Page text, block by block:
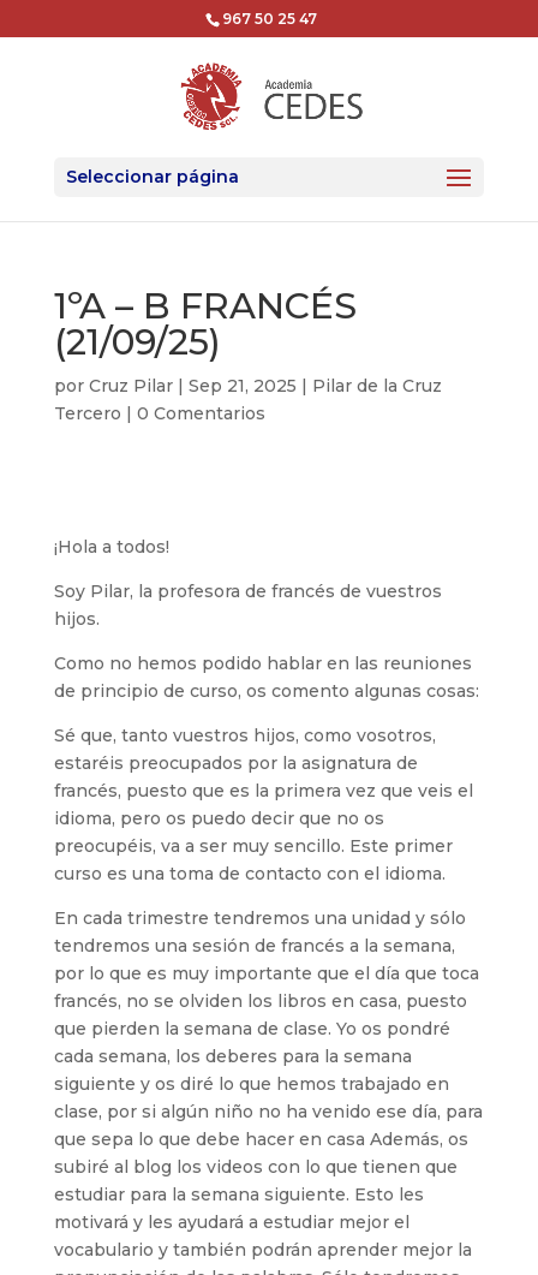
967 50 25 47
Seleccionar página
1ºA – B FRANCÉS
(21/09/25)
por Cruz Pilar| Sep 21, 2025 | Pilar de la Cruz
Tercero | 0 Comentarios
¡Hola a todos!
Soy Pilar, la profesora de francés de vuestros
hijos.
Como no hemos podido hablar en las reuniones
de principio de curso, os comento algunas cosas:
Sé que, tanto vuestros hijos, como vosotros,
estaréis preocupados por la asignatura de
francés, puesto que es la primera vez que veis el
idioma, pero os puedo decir que no os
preocupéis, va a ser muy sencillo. Este primer
curso es una toma de contacto con el idioma.
En cada trimestre tendremos una unidad y sólo
tendremos una sesión de francés a la semana,
por lo que es muy importante que el día que toca
francés, no se olviden los libros en casa, puesto
que pierden la semana de clase. Yo os pondré
cada semana, los deberes para la semana
siguiente y os diré lo que hemos trabajado en
clase, por si algún niño no ha venido ese día, para
que sepa lo que debe hacer en casa Además, os
subiré al blog los videos con lo que tienen que
estudiar para la semana siguiente. Esto les
motivará y les ayudará a estudiar mejor el
vocabulario y también podrán aprender mejor la